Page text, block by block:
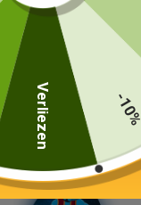
349,00
19 in voorraad
-10%
Verliezen